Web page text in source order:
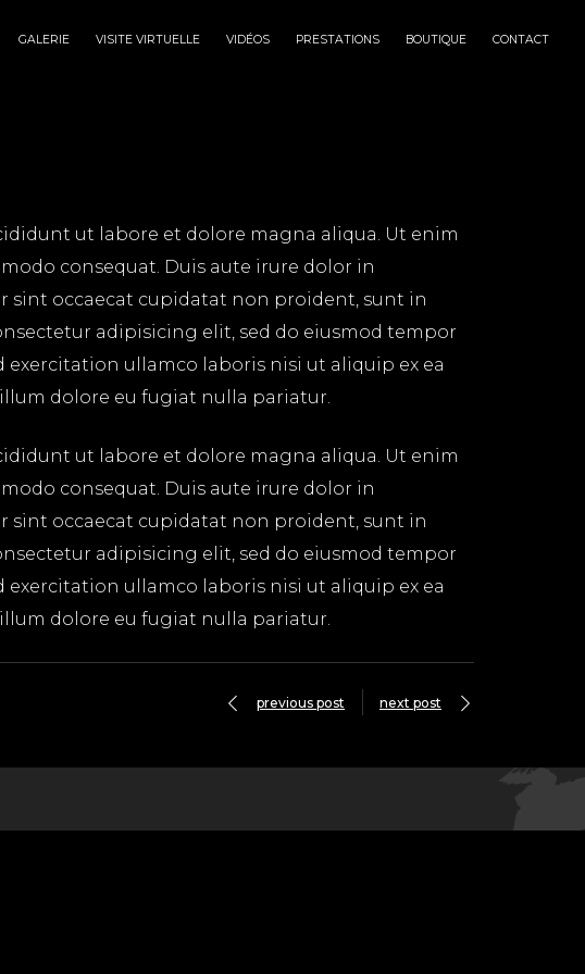
GALERIE VISITE VIRTUELLE VIDÉOS PRESTATIONS BOUTIQUE CONTACT
ut labore et dolore magna aliqua. Ut enim
consequat. Duis aute irure dolor in
sint occaecat cupidatat non proident, sunt in
adipisicing elit, sed do eiusmod tempor
ullamco laboris nisi ut aliquip ex ea
dolore eu fugiat nulla pariatur.
ut labore et dolore magna aliqua. Ut enim
consequat. Duis aute irure dolor in
sint occaecat cupidatat non proident, sunt in
adipisicing elit, sed do eiusmod tempor
ullamco laboris nisi ut aliquip ex ea
dolore eu fugiat nulla pariatur.
previous post next post